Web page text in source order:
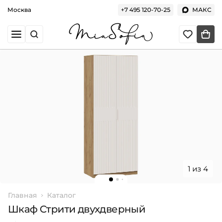
Москва +7 495 120-70-25 МАКС
1 из 4
Главная Каталог
Шкаф Стрити двухдверный